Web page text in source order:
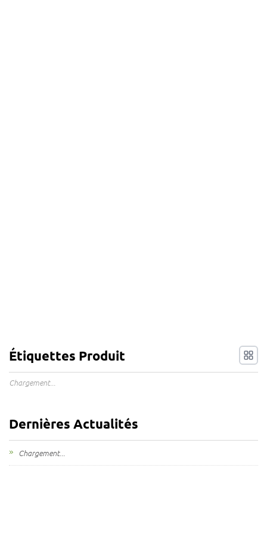
Étiquettes Produit
Chargement...
Dernières Actualités
Chargement...